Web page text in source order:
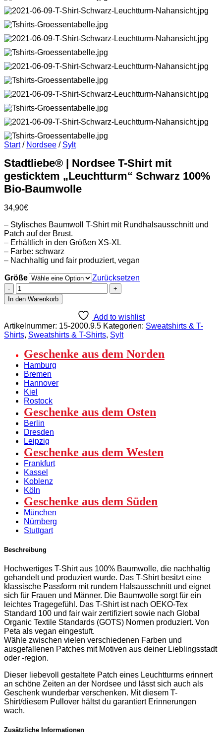
Start / Nordsee / Sylt
Stadtliebe® | Nordsee T-Shirt mit
gesticktem „Leuchtturm“ Schwarz 100%
Bio-Baumwolle
34,90€
– Stylisches Baumwoll T-Shirt mit Rundhalsausschnitt und
Patch auf der Brust.
– Erhältlich in den Größen XS-XL
– Farbe: schwarz
– Nachhaltig und fair produziert, vegan
Größe
Zurücksetzen
Stadtliebe®
|
Nordsee
Shirt
mit
gesticktem
„Leuchtturm“
Schwarz
100%
Bio-
Baumwolle
Menge
In den Warenkorb
Add to wishlist
Artikelnummer: 15-2000.9.5 Kategorien: Sweatshirts & T-
Shirts, Sweatshirts & T-Shirts, Sylt
Geschenke aus dem Norden
Hamburg
Bremen
Hannover
Kiel
Rostock
Geschenke aus dem Osten
Berlin
Dresden
Leipzig
Geschenke aus dem Westen
Frankfurt
Kassel
Koblenz
Köln
Geschenke aus dem Süden
München
Nürnberg
Stuttgart
Beschreibung
Hochwertiges T-Shirt aus 100% Baumwolle, die nachhaltig
gehandelt und produziert wurde. Das T-Shirt besitzt eine
klassische Passform mit rundem Halsausschnitt und eignet
sich für Frauen und Männer. Die Baumwolle sorgt für ein
leichtes Tragegefühl. Das T-Shirt ist nach OEKO-Tex
Standard 100 und fair wair zertifiziert sowie nach Global
Organic Textile Standards (GOTS) Normen produziert. Von
Peta als vegan eingestuft.
Wähle zwischen vielen verschiedenen Farben und
ausgefallenen Patches mit Motiven aus deiner Lieblingsstadt
oder -region.
Dieser liebevoll gestaltete Patch eines Leuchtturms erinnert
an schöne Zeiten an der Nordsee und lässt sich auch als
Geschenk wunderbar verschenken. Mit diesem T-
Shirt/diesem Pullover hältst du garantiert Erinnerungen
wach.
Zusätzliche Informationen